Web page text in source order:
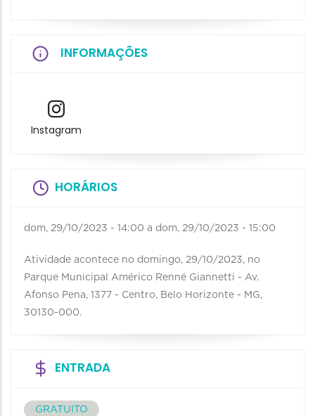
INFORMAÇÕES
Instagram
HORÁRIOS
dom, 29/10/2023 - 14:00 a dom, 29/10/2023 - 15:00
Atividade acontece no domingo, 29/10/2023, no
Parque Municipal Américo Renné Giannetti - Av.
Afonso Pena, 1377 - Centro, Belo Horizonte - MG,
30130-000.
ENTRADA
GRATUITO